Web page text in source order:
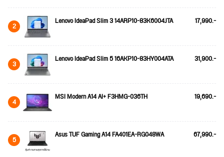
2 Lenovo IdeaPad Slim 3 14ARP10-83K6004JTA 17,990.-
3 Lenovo IdeaPad Slim 5 16AKP10-83HY004ATA 31,900.-
4 MSI Modern A14 AI+ F3HMG-036TH 19,690.-
5 Asus TUF Gaming A14 FA401EA-RG048WA 67,990.-